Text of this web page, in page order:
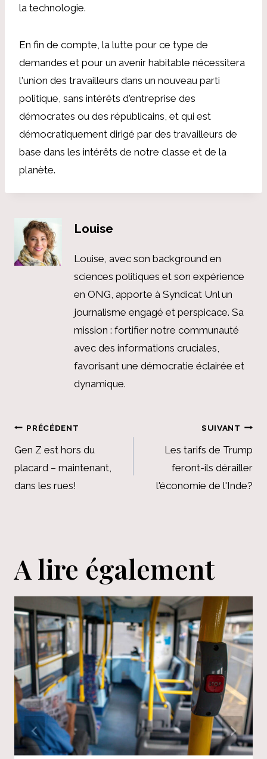
la technologie.
En fin de compte, la lutte pour ce type de
demandes et pour un avenir habitable nécessitera
l'union des travailleurs dans un nouveau parti
politique, sans intérêts d'entreprise des
démocrates ou des républicains, et qui est
démocratiquement dirigé par des travailleurs de
base dans les intérêts de notre classe et de la
planète.
Louise
Louise, avec son background en
sciences politiques et son expérience
en ONG, apporte à Syndicat Unl un
journalisme engagé et perspicace. Sa
mission : fortifier notre communauté
avec des informations cruciales,
favorisant une démocratie éclairée et
dynamique.
Navigation
de
l’article
PRÉCÉDENT
Gen Z est hors du
placard – maintenant,
dans les rues!
SUIVANT
Les tarifs de Trump
feront-ils dérailler
l'économie de l'Inde?
A lire également